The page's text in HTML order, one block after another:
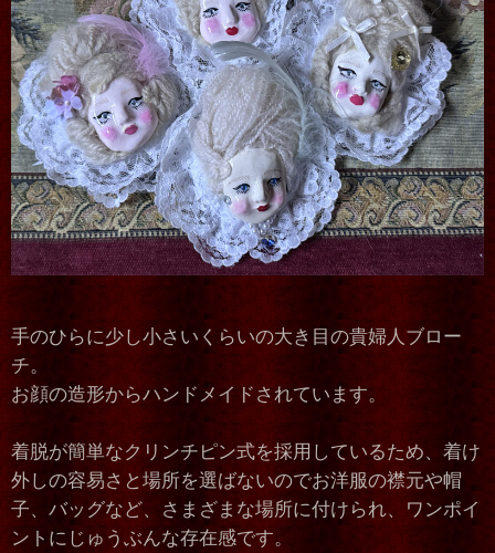
手のひらに少し小さいくらいの大き目の貴婦人ブロー
チ。
お顔の造形からハンドメイドされています。
着脱が簡単なクリンチピン式を採用しているため、着け
外しの容易さと場所を選ばないのでお洋服の襟元や帽
子、バッグなど、さまざまな場所に付けられ、ワンポイ
ントにじゅうぶんな存在感です。